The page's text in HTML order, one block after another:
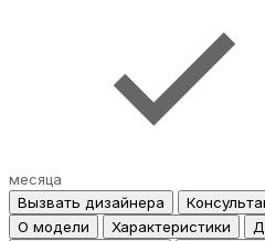
месяца
Вызвать дизайнера
О модели
Характеристики